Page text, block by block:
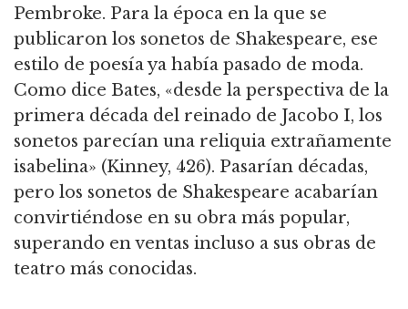
Pembroke. Para la época en la que se
publicaron los sonetos de Shakespeare, ese
estilo de poesía ya había pasado de moda.
Como dice Bates, «desde la perspectiva de la
primera década del reinado de Jacobo I, los
sonetos parecían una reliquia extrañamente
isabelina» (Kinney, 426). Pasarían décadas,
pero los sonetos de Shakespeare acabarían
convirtiéndose en su obra más popular,
superando en ventas incluso a sus obras de
teatro más conocidas.